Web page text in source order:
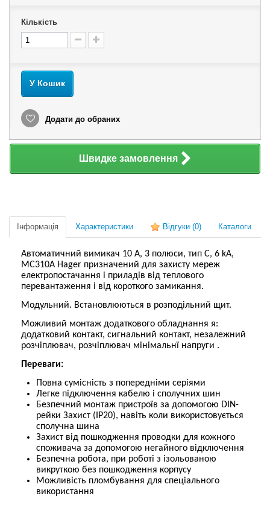
Кількість
У Кошик
Додати до обраних
Швидке замовлення
Інформація Характеристики Відгуки (0) Каталоги
Автоматичний вимикач 10 А, 3 полюси, тип C, 6 kA,
MC310A Hager призначений для захисту мереж
електропостачання і приладів від теплового
перевантаження і від короткого замикання.
Модульний. Встановлюються в розподільний щит.
Можливий монтаж додаткового обладнання я:
додатковий контакт, сигнальний контакт, незалежний
розчіплювач, розчіплювач мінімальнї напруги .
Переваги:
Повна сумісність з попередніми серіями
Легке підключення кабелю і сполучних шин
Безпечний монтаж пристроїв за допомогою DIN-
рейки Захист (IP20), навіть коли використовується
сполучна шина
Захист від пошкодження проводки для кожного
споживача за допомогою негайного відключення
Безпечна робота, при роботі з ізольованою
викруткою без пошкодження корпусу
Можливість пломбування для спеціального
використання